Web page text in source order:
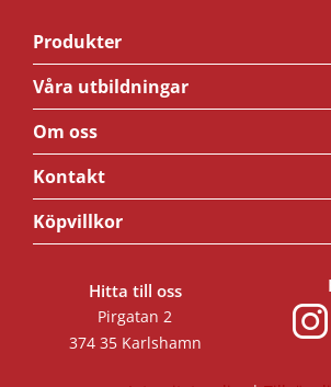
Produkter
Våra utbildningar
Om oss
Kontakt
Köpvillkor
Hitta till oss
Pirgatan 2
374 35 Karlshamn